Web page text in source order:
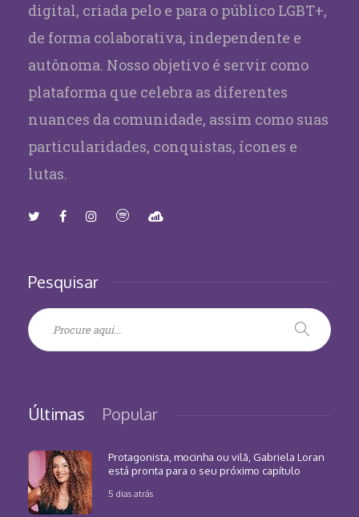
digital, criada pelo e para o público LGBT+,
de forma colaborativa, independente e
autônoma. Nosso objetivo é servir como
plataforma que celebra as diferentes
nuances da comunidade, assim como suas
particularidades, conquistas, ícones e
lutas.
Pesquisar
Últimas Popular
Protagonista, mocinha ou vilã, Gabriela Loran
está pronta para o seu próximo capítulo
5 dias atrás